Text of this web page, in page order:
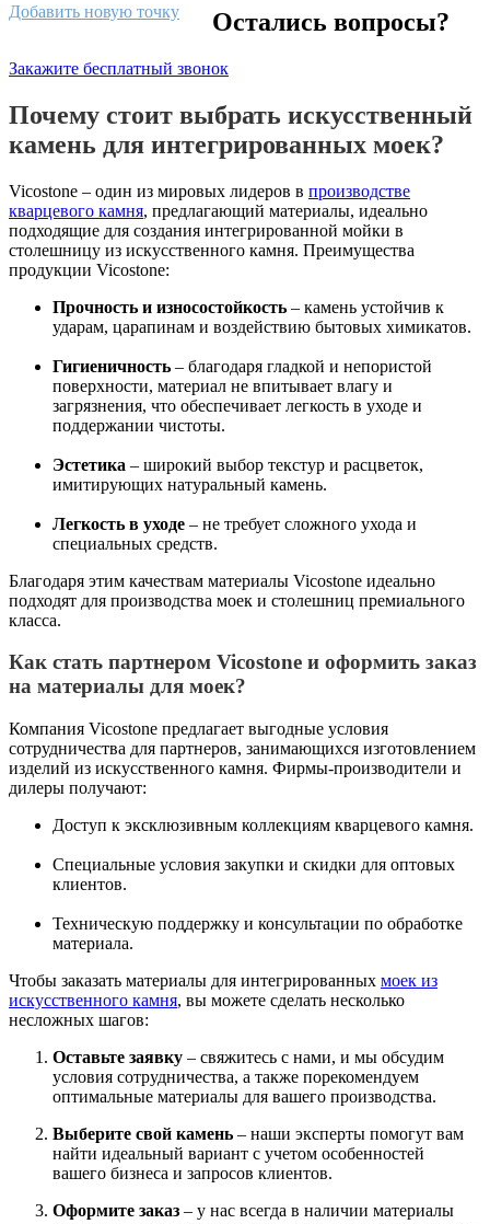
Добавить новую точку
Остались вопросы?
Закажите бесплатный звонок
Почему стоит выбрать искусственный
камень для интегрированных моек?
Vicostone – один из мировых лидеров в производстве
кварцевого камня, предлагающий материалы, идеально
подходящие для создания интегрированной мойки в
столешницу из искусственного камня. Преимущества
продукции Vicostone:
Прочность и износостойкость – камень устойчив к
ударам, царапинам и воздействию бытовых химикатов.
Гигиеничность – благодаря гладкой и непористой
поверхности, материал не впитывает влагу и
загрязнения, что обеспечивает легкость в уходе и
поддержании чистоты.
Эстетика – широкий выбор текстур и расцветок,
имитирующих натуральный камень.
Легкость в уходе – не требует сложного ухода и
специальных средств.
Благодаря этим качествам материалы Vicostone идеально
подходят для производства моек и столешниц премиального
класса.
Как стать партнером Vicostone и оформить заказ
на материалы для моек?
Компания Vicostone предлагает выгодные условия
сотрудничества для партнеров, занимающихся изготовлением
изделий из искусственного камня. Фирмы-производители и
дилеры получают:
Доступ к эксклюзивным коллекциям кварцевого камня.
Специальные условия закупки и скидки для оптовых
клиентов.
Техническую поддержку и консультации по обработке
материала.
Чтобы заказать материалы для интегрированных моек из
искусственного камня, вы можете сделать несколько
несложных шагов:
Оставьте заявку – свяжитесь с нами, и мы обсудим
условия сотрудничества, а также порекомендуем
оптимальные материалы для вашего производства.
Выберите свой камень – наши эксперты помогут вам
найти идеальный вариант с учетом особенностей
вашего бизнеса и запросов клиентов.
Оформите заказ – у нас всегда в наличии материалы